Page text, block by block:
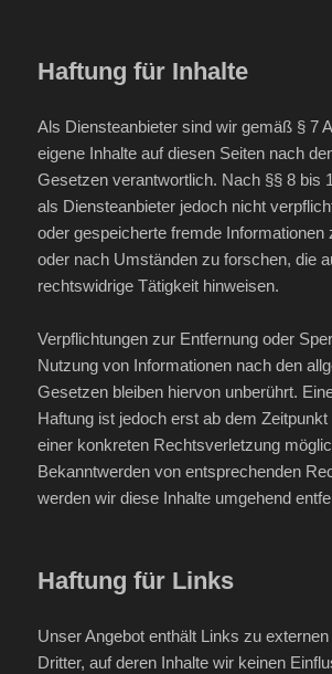
Haftung für Inhalte
Als Diensteanbieter sind wir gemäß § 7
eigene Inhalte auf diesen Seiten nach
Gesetzen verantwortlich. Nach §§ 8 bis
als Diensteanbieter jedoch nicht
oder gespeicherte fremde Informationen
oder nach Umständen zu forschen, die
rechtswidrige Tätigkeit hinweisen.
Verpflichtungen zur Entfernung oder
Nutzung von Informationen nach den
Gesetzen bleiben hiervon unberührt.
Haftung ist jedoch erst ab dem Zeitpunkt
einer konkreten Rechtsverletzung
Bekanntwerden von entsprechenden
werden wir diese Inhalte umgehend
Haftung für Links
Unser Angebot enthält Links zu
Dritter, auf deren Inhalte wir keinen